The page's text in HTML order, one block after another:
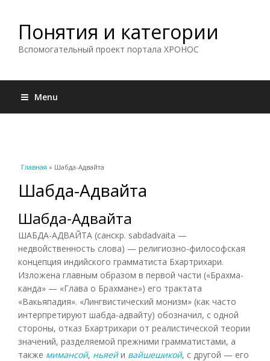
Понятия и категории
Вспомогательный проект портала ХРОНОС
Menu
Вы здесь
Главная » Шабда-Адвайта
Шабда-Адвайта
Шабда-Адвайта
ШАБДА-АДВАЙТА (санскр. sabdadvaita —
недвойственность слова) — религиозно-философская
концепция индийского грамматиста Бхартрихари.
Изложена главным образом в первой части («Брахма-
канда» — «Глава о Брахмане») его трактата
«Вакьяпадия». «Лингвистический монизм» (как часто
интерпретируют шабда-адвайту) обозначил, с одной
стороны, отказ Бхартрихари от реалистической теории
значений, разделяемой прежними грамматистами, а
также мимансой, ньяейи вайшешикой, с другой — его